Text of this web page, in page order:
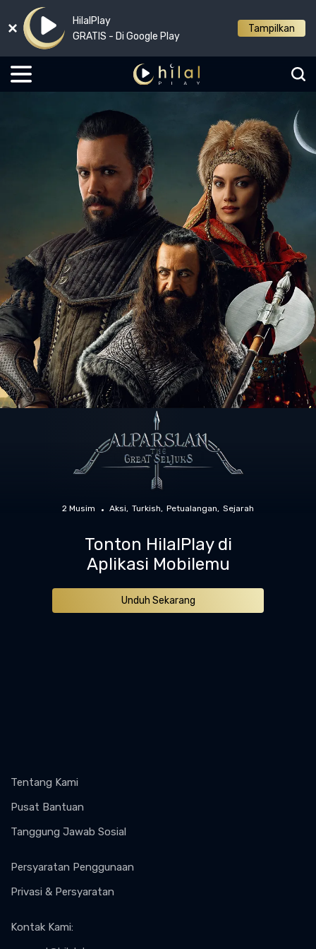
HilalPlay
GRATIS - Di Google Play
Tampilkan
2 Musim Aksi Turkish Petualangan Sejarah
Tonton HilalPlay di
Aplikasi Mobilemu
Unduh Sekarang
Tentang Kami
Pusat Bantuan
Tanggung Jawab Sosial
Persyaratan Penggunaan
Privasi & Persyaratan
Kontak Kami: